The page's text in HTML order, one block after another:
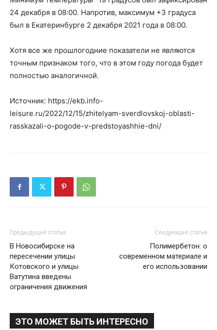
24 декабря в 08:00. Напротив, максимум +3 градуса
был в Екатеринбурге 2 декабря 2021 года в 08:00.
Хотя все же прошлогодние показатели не являются
точным признаком того, что в этом году погода будет
полностью аналогичной.
Источник: https://ekb.info-
leisure.ru/2022/12/15/zhitelyam-sverdlovskoj-oblasti-
rasskazali-o-pogode-v-predstoyashhie-dni/
Предыдущая статья
В Новосибирске на
пересечении улицы
Котовского и улицы
Ватутина введены
ограничения движения
Следующая статья
Полимербетон: о
современном материале и
его использовании
ЭТО МОЖЕТ БЫТЬ ИНТЕРЕСНО